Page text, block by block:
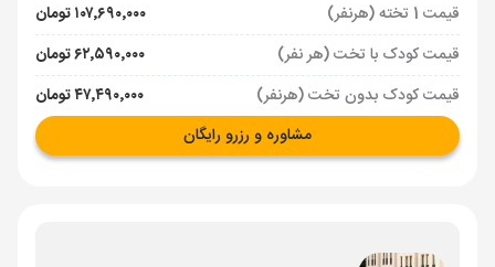
قیمت 1 تخته (هرنفر)
۱۰۷٬۶۹۰٬۰۰۰ تومان
قیمت کودک با تخت (هر نفر)
۶۲٬۵۹۰٬۰۰۰ تومان
قیمت کودک بدون تخت (هرنفر)
۴۷٬۴۹۰٬۰۰۰ تومان
مشاوره و رزرو رایگان